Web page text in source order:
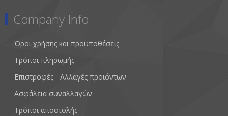
Company Info
Όροι χρήσης και προϋποθέσεις
Τρόποι πληρωμής
Επιστροφές - Αλλαγές προιόντων
Ασφάλεια συναλλαγών
Τρόποι αποστολής